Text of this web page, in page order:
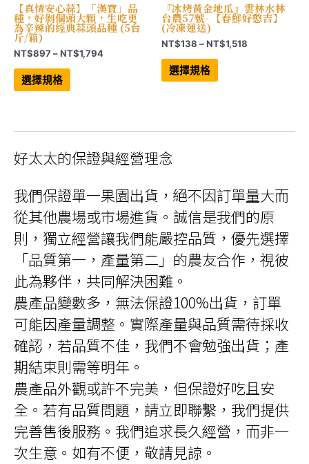
【真情安心蒜】「漢寶」品
種，好剝個頭大顆，生吃更
為辛辣的經典蒜頭品種 (5台
斤/箱)
NT$897–NT$1,794價
選擇規格
此
品
式。
在
產
面
選
擇
選
項
『冰烤黃金地瓜』雲林水林
台農57號- 【春鮮好憨吉】
(冷凍運送)
NT$138 –NT$1,518
選擇規格
此
品
可
選
擇
選
項
好太太的保證與經營理念
我們保證單一果園出貨，絕不因訂單量大而
從其他農場或市場進貨。誠信是我們的原
則，獨立經營讓我們能嚴控品質，優先選擇
「品質第一，產量第二」的農友合作，視彼
此為夥伴，共同解決困難。
農產品變數多，無法保證100%出貨，訂單
可能因產量調整。實際產量與品質需待採收
確認，若品質不佳，我們不會勉強出貨；產
期結束則需等明年。
農產品外觀或許不完美，但保證好吃且安
全。若有品質問題，請立即聯繫，我們提供
完善售後服務。我們追求長久經營，而非一
次生意。如有不便，敬請見諒。